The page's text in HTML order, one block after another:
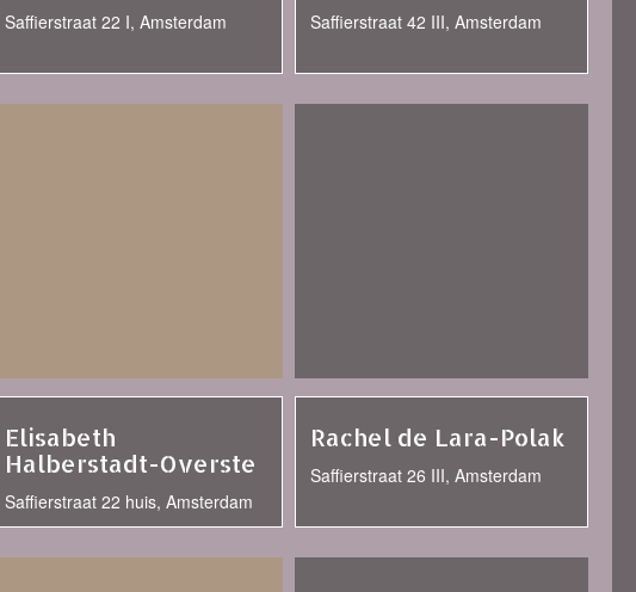
Saffierstraat 22 I, Amsterdam Saffierstraat 42 III, Amsterdam
Elisabeth
Halberstadt-Overste
Saffierstraat 22 huis, Amsterdam
Rachel de Lara-Polak
Saffierstraat 26 III, Amsterdam